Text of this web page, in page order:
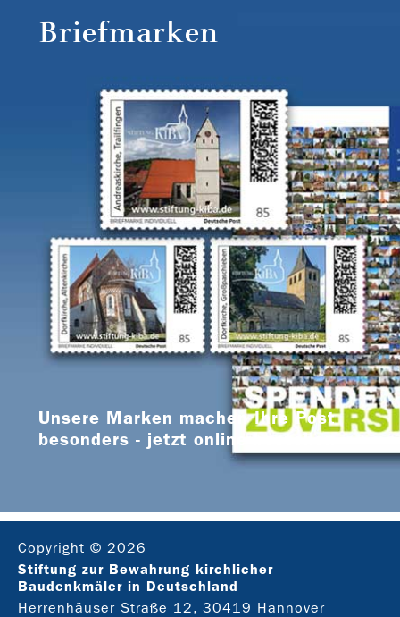
Briefmarken
Unsere Marken machen Ihre Post
besonders - jetzt online bestellen
Copyright © 2026
Stiftung zur Bewahrung kirchlicher
Baudenkmäler in Deutschland
Herrenhäuser Straße 12, 30419 Hannover